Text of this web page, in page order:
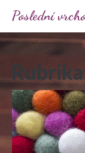
Poslední